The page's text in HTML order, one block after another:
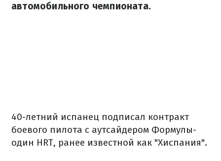
автомобильного чемпионата.
40-летний испанец подписал контракт
боевого пилота с аутсайдером Формулы-
один HRT, ранее известной как "Хиспания".